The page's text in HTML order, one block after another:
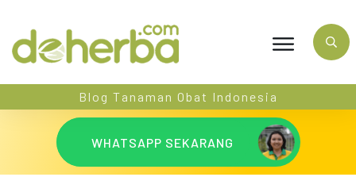
Blog Tanaman Obat Indonesia
WHATSAPP SEKARANG